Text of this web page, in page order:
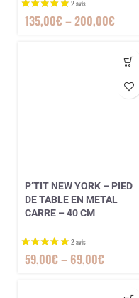
135,00€–200,00€
P’TIT NEW YORK – PIED
DE TABLE EN METAL
CARRE – 40 CM
59,00€– 69,00€